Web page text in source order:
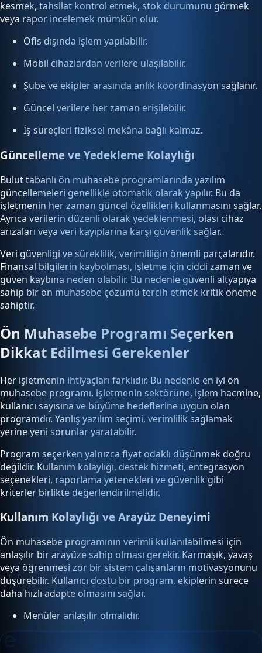
kesmek, tahsilat kontrol etmek, stok durumunu görmek
veya rapor incelemek mümkün olur.
Ofis dışında işlem yapılabilir.
Mobil cihazlardan verilere ulaşılabilir.
Şube ve ekipler arasında anlık koordinasyon sağlanır.
Güncel verilere her zaman erişilebilir.
İş süreçleri fiziksel mekâna bağlı kalmaz.
Güncelleme ve Yedekleme Kolaylığı
Bulut tabanlı ön muhasebe programlarında yazılım
güncellemeleri genellikle otomatik olarak yapılır. Bu da
işletmenin her zaman güncel özellikleri kullanmasını sağlar.
Ayrıca verilerin düzenli olarak yedeklenmesi, olası cihaz
arızaları veya veri kayıplarına karşı güvenlik sağlar.
Veri güvenliği ve süreklilik, verimliliğin önemli parçalarıdır.
Finansal bilgilerin kaybolması, işletme için ciddi zaman ve
güven kaybına neden olabilir. Bu nedenle güvenli altyapıya
sahip bir ön muhasebe çözümü tercih etmek kritik öneme
sahiptir.
Ön Muhasebe Programı Seçerken
Dikkat Edilmesi Gerekenler
Her işletmenin ihtiyaçları farklıdır. Bu nedenle en iyi ön
muhasebe programı, işletmenin sektörüne, işlem hacmine,
kullanıcı sayısına ve büyüme hedeflerine uygun olan
programdır. Yanlış yazılım seçimi, verimlilik sağlamak
yerine yeni sorunlar yaratabilir.
Program seçerken yalnızca fiyat odaklı düşünmek doğru
değildir. Kullanım kolaylığı, destek hizmeti, entegrasyon
seçenekleri, raporlama yetenekleri ve güvenlik gibi
kriterler birlikte değerlendirilmelidir.
Kullanım Kolaylığı ve Arayüz Deneyimi
Ön muhasebe programının verimli kullanılabilmesi için
anlaşılır bir arayüze sahip olması gerekir. Karmaşık, yavaş
veya öğrenmesi zor bir sistem çalışanların motivasyonunu
düşürebilir. Kullanıcı dostu bir program, ekiplerin sürece
daha hızlı adapte olmasını sağlar.
Menüler anlaşılır olmalıdır.